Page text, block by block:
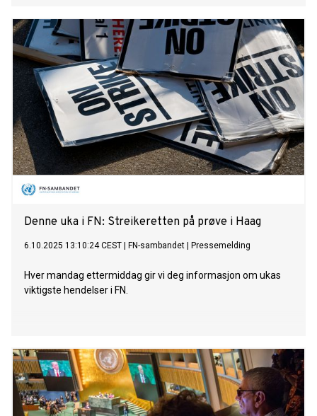
Denne uka i FN: Streikeretten på prøve i Haag
6.10.2025 13:10:24 CEST FN-sambandet Pressemelding
Hver mandag ettermiddag gir vi deg informasjon om ukas
viktigste hendelser i FN.